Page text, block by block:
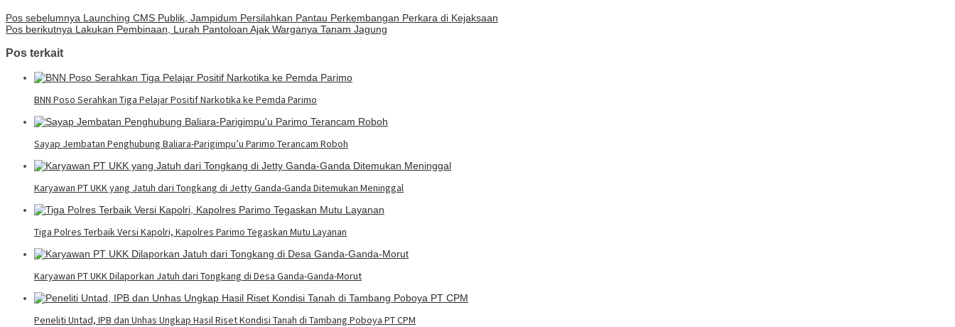
Pos sebelumnya Launching CMS Publik, Jampidum Persilahkan Pantau Perkembangan Perkara di Kejaksaan
Pos berikutnya Lakukan Pembinaan, Lurah Pantoloan Ajak Warganya Tanam Jagung
Pos terkait
BNN Poso Serahkan Tiga Pelajar Positif Narkotika ke Pemda Parimo
Sayap Jembatan Penghubung Baliara-Parigimpu’u Parimo Terancam Roboh
Karyawan PT UKK yang Jatuh dari Tongkang di Jetty Ganda-Ganda Ditemukan Meninggal
Tiga Polres Terbaik Versi Kapolri, Kapolres Parimo Tegaskan Mutu Layanan
Karyawan PT UKK Dilaporkan Jatuh dari Tongkang di Desa Ganda-Ganda-Morut
Peneliti Untad, IPB dan Unhas Ungkap Hasil Riset Kondisi Tanah di Tambang Poboya PT CPM